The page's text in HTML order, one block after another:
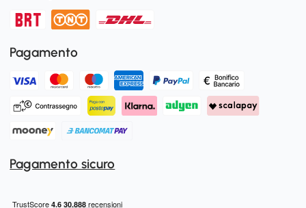
Pagamento
Pagamento sicuro